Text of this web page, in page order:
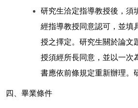
研究生洽定指導教授後，須
經指導教授同意認可，並填
授之擇定。研究生關於論文
授須經所長同意，並以一次
書應依前條規定重新辦理。
四、畢業條件